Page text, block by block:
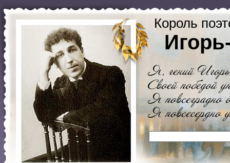
Король